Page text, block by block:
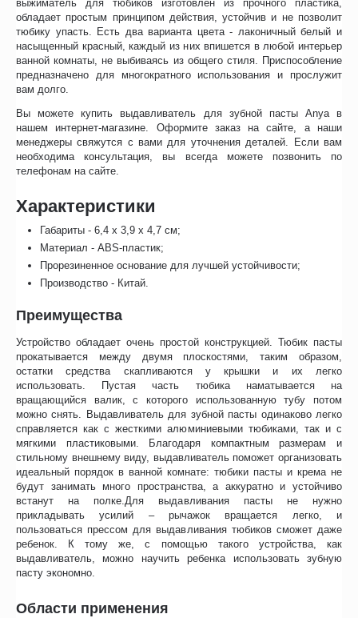
выжиматель для тюбиков изготовлен из прочного пластика,
обладает простым принципом действия, устойчив и не позволит
тюбику упасть. Есть два варианта цвета - лаконичный белый и
насыщенный красный, каждый из них впишется в любой интерьер
ванной комнаты, не выбиваясь из общего стиля. Приспособление
предназначено для многократного использования и прослужит
вам долго.
Вы можете купить выдавливатель для зубной пасты Anya в
нашем интернет-магазине. Оформите заказ на сайте, а наши
менеджеры свяжутся с вами для уточнения деталей. Если вам
необходима консультация, вы всегда можете позвонить по
телефонам на сайте.
Характеристики
Габариты - 6,4 х 3,9 х 4,7 см;
Материал - ABS-пластик;
Прорезиненное основание для лучшей устойчивости;
Производство - Китай.
Преимущества
Устройство обладает очень простой конструкцией. Тюбик пасты
прокатывается между двумя плоскостями, таким образом,
остатки средства скапливаются у крышки и их легко
использовать. Пустая часть тюбика наматывается на
вращающийся валик, с которого использованную тубу потом
можно снять. Выдавливатель для зубной пасты одинаково легко
справляется как с жесткими алюминиевыми тюбиками, так и с
мягкими пластиковыми. Благодаря компактным размерам и
стильному внешнему виду, выдавливатель поможет организовать
идеальный порядок в ванной комнате: тюбики пасты и крема не
будут занимать много пространства, а аккуратно и устойчиво
встанут на полке.Для выдавливания пасты не нужно
прикладывать усилий – рычажок вращается легко, и
пользоваться прессом для выдавливания тюбиков сможет даже
ребенок. К тому же, с помощью такого устройства, как
выдавливатель, можно научить ребенка использовать зубную
пасту экономно.
Области применения